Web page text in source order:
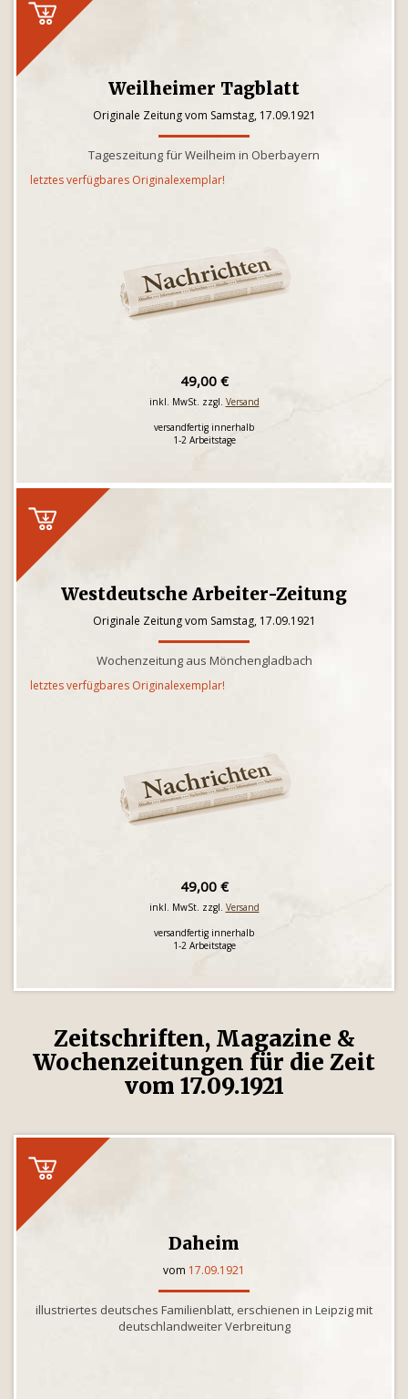
Weilheimer Tagblatt
Originale Zeitung vom Samstag, 17.09.1921
Tageszeitung für Weilheim in Oberbayern
letztes verfügbares Originalexemplar!
49,00 €
inkl. MwSt. zzgl. Versand
versandfertig innerhalb
1-2 Arbeitstage
Westdeutsche Arbeiter-Zeitung
Originale Zeitung vom Samstag, 17.09.1921
Wochenzeitung aus Mönchengladbach
letztes verfügbares Originalexemplar!
49,00 €
inkl. MwSt. zzgl. Versand
versandfertig innerhalb
1-2 Arbeitstage
Zeitschriften, Magazine &
Wochenzeitungen für die Zeit
vom 17.09.1921
Daheim
vom 17.09.1921
illustriertes deutsches Familienblatt, erschienen in Leipzig mit
deutschlandweiter Verbreitung